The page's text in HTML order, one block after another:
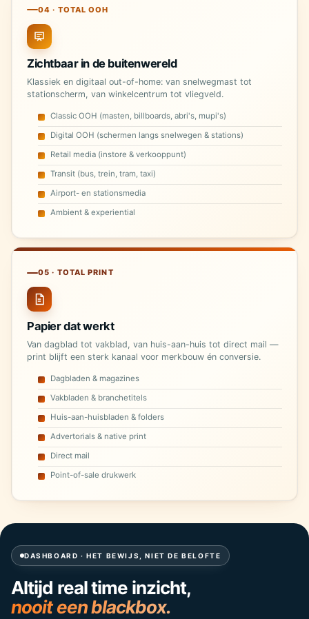
04 · TOTAL OOH
Zichtbaar in de buitenwereld
Klassiek en digitaal out-of-home: van snelwegmast tot
stationscherm, van winkelcentrum tot vliegveld.
Classic OOH (masten, billboards, abri's, mupi's)
Digital OOH (schermen langs snelwegen & stations)
Retail media (instore & verkooppunt)
Transit (bus, trein, tram, taxi)
Airport- en stationsmedia
Ambient & experiential
05 · TOTAL PRINT
Papier dat werkt
Van dagblad tot vakblad, van huis-aan-huis tot direct mail —
print blijft een sterk kanaal voor merkbouw én conversie.
Dagbladen & magazines
Vakbladen & branchetitels
Huis-aan-huisbladen & folders
Advertorials & native print
Direct mail
Point-of-sale drukwerk
DASHBOARD · HET BEWIJS, NIET DE BELOFTE
Altijd real time inzicht,
nooit een blackbox.